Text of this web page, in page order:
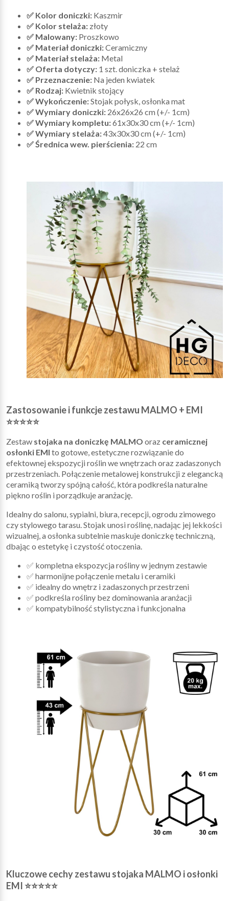
✅ Kolor doniczki: Kaszmir
✅ Kolor stelaża: złoty
✅ Malowany: Proszkowo
✅ Materiał doniczki:Ceramiczny
✅ Materiał stelaża: Metal
✅ Oferta dotyczy: 1 szt. doniczka + stelaż
✅ Przeznaczenie: Na jeden kwiatek
✅ Rodzaj: Kwietnik stojący
✅ Wykończenie:Stojak połysk, osłonka mat
✅ Wymiary doniczki: 26x26x26 cm (+/- 1cm)
✅ Wymiary kompletu:61x30x30 cm (+/- 1cm)
✅ Wymiary stelaża:43x30x30 cm (+/- 1cm)
✅ Średnica wew. pierścienia: 22 cm
Zastosowanie i funkcje zestawu MALMO + EMI
⭐⭐⭐⭐⭐
Zestaw stojaka na doniczkę MALMO oraz ceramicznej
osłonki EMI to gotowe, estetyczne rozwiązanie do
efektownej ekspozycji roślin we wnętrzach oraz zadaszonych
przestrzeniach. Połączenie metalowej konstrukcji z elegancką
ceramiką tworzy spójną całość, która podkreśla naturalne
piękno roślin i porządkuje aranżację.
Idealny do salonu, sypialni, biura, recepcji, ogrodu zimowego
czy stylowego tarasu. Stojak unosi roślinę, nadając jej lekkości
wizualnej, a osłonka subtelnie maskuje doniczkę techniczną,
dbając o estetykę i czystość otoczenia.
✅ kompletna ekspozycja rośliny w jednym zestawie
✅ harmonijne połączenie metalu i ceramiki
✅ idealny do wnętrz i zadaszonych przestrzeni
✅ podkreśla rośliny bez dominowania aranżacji
✅ kompatybilność stylistyczna i funkcjonalna
Kluczowe cechy zestawu stojaka MALMO i osłonki
EMI ⭐⭐⭐⭐⭐